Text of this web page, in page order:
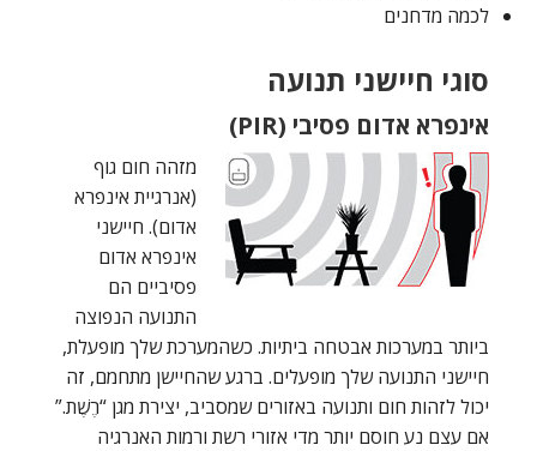
לכמה מדחנים
סוגי חיישני תנועה
אינפרא אדום פסיבי (PIR)
מזהה חום גוף
(אנרגיית אינפרא
אדום). חיישני
אינפרא אדום
פסיביים הם
התנועה הנפוצה
ביותר במערכות אבטחה ביתיות. כשהמערכת שלך מופעלת,
חיישני התנועה שלך מופעלים. ברגע שהחיישן מתחמם, זה
יכול לזהות חום ותנועה באזורים שמסביב, יצירת מגן “רֶשֶׁת.”
אם עצם נע חוסם יותר מדי אזורי רשת ורמות האנרגיה